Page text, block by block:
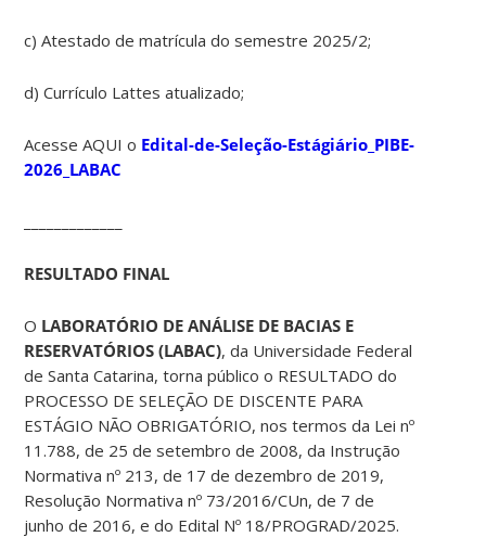
c) Atestado de matrícula do semestre 2025/2;
d) Currículo Lattes atualizado;
Acesse AQUI o Edital-de-Seleção-Estágiário_PIBE-
2026_LABAC
RESULTADO FINAL
O LABORATÓRIO DE ANÁLISE DE BACIAS E
RESERVATÓRIOS (LABAC), da Universidade Federal
de Santa Catarina, torna público o RESULTADO do
PROCESSO DE SELEÇÃO DE DISCENTE PARA
ESTÁGIO NÃO OBRIGATÓRIO, nos termos da Lei nº
11.788, de 25 de setembro de 2008, da Instrução
Normativa nº 213, de 17 de dezembro de 2019,
Resolução Normativa nº 73/2016/CUn, de 7 de
junho de 2016, e do Edital Nº 18/PROGRAD/2025.